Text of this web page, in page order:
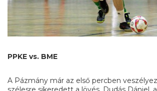
PPKE vs. BME
A Pázmány már az első percben